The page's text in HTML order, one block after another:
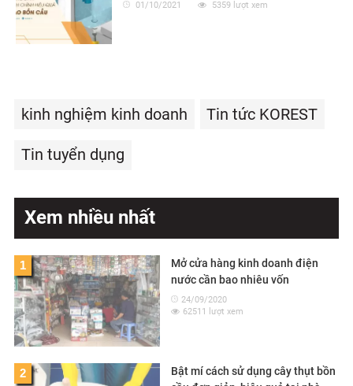
01/10/2021 5359 lượt xem
kinh nghiệm kinh doanh Tin tức KOREST
Tin tuyển dụng
Xem nhiều nhất
1
Mở cửa hàng kinh doanh điện
nước cần bao nhiêu vốn
24/09/2020
62511 lượt xem
2
Bật mí cách sử dụng cây thụt bồn